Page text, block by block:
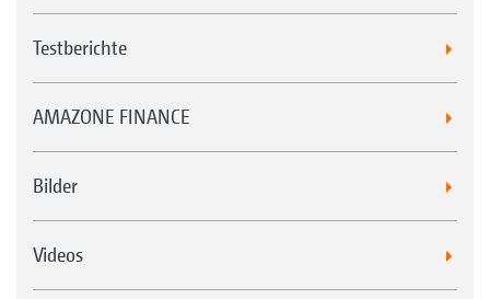
Testberichte
AMAZONE FINANCE
Bilder
Videos